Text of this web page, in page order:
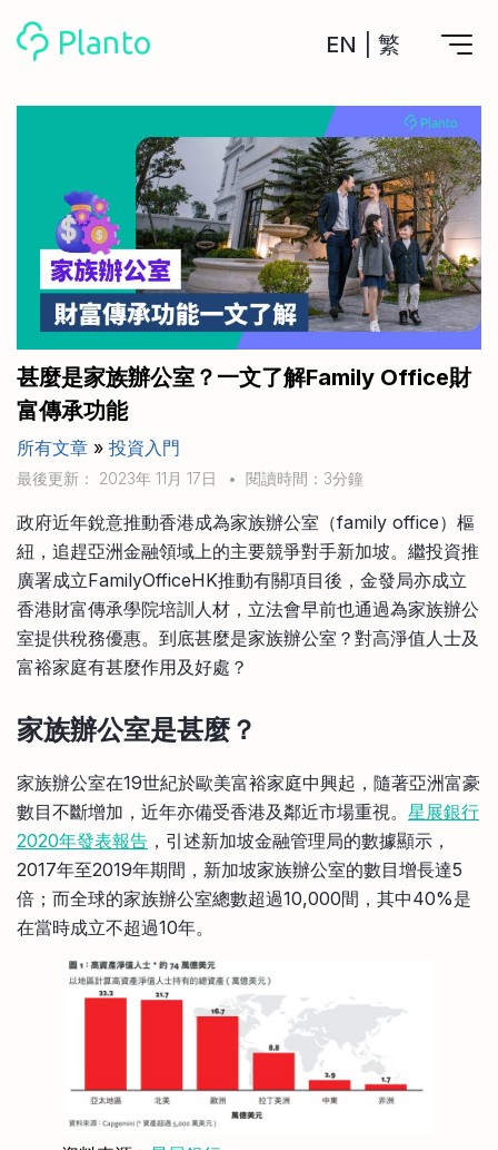
EN 繁
計劃買樓
計劃買樓第一步
全功能記賬
管理及分析所有戶口
管理MPF戶口
一次過管理所有強積金戶口
申請清卡數/私人貸款
CreFIT x Planto推廣優惠
私人貸款
年利率/APR/年息比較
投資戶口 (美股)
比較最抵美股投資戶口
投資戶口 (港股)
比較最抵港股投資戶口
投資加密貨幣
比較最抵Crypto交易所
月供股票計劃
比較最抵月供計劃戶口
比較定存利率
信用卡
比較各種最優惠信用卡
關於我們
Academy
Marketplace
其他網站
手機App與理財資訊
商業解決方案
企業服務
甚麼是家族辦公室？一文了解Family Office財
富傳承功能
所有文章 » 投資入門
最後更新： 2023年 11月 17日 • 閱讀時間：3分鐘
政府近年銳意推動香港成為家族辦公室（family office）樞
紐，追趕亞洲金融領域上的主要競爭對手新加坡。繼投資推
廣署成立FamilyOfficeHK推動有關項目後，金發局亦成立
香港財富傳承學院培訓人材，立法會早前也通過為家族辦公
室提供稅務優惠。到底甚麼是家族辦公室？對高淨值人士及
富裕家庭有甚麼作用及好處？
家族辦公室是甚麼？
家族辦公室在19世紀於歐美富裕家庭中興起，隨著亞洲富豪
數目不斷增加，近年亦備受香港及鄰近市場重視。 星展銀行
2020年發表報告 ，引述新加坡金融管理局的數據顯示，
2017年至2019年期間，新加坡家族辦公室的數目增長達5
倍；而全球的家族辦公室總數超過10,000間，其中40%是
在當時成立不超過10年。